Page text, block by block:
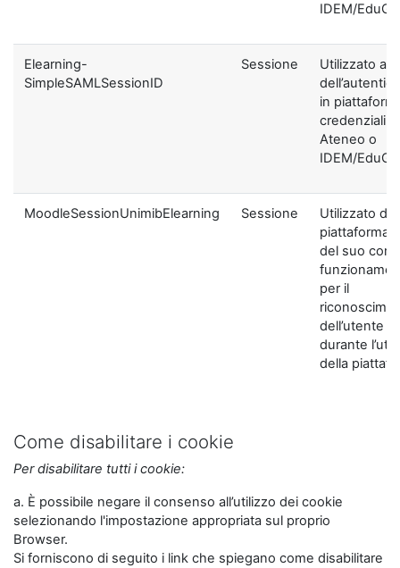
IDEM/
Elearning-
SimpleSAMLSessionID
Sessione
Utilizzato ai
in
credenziali di
Ateneo o
IDEM/
MoodleSessionUnimibElearning Sessione
Utilizzato
piattaforma
del suo
per il
dell’utente
durante
della
Come disabilitare i cookie
Per disabilitare tutti i cookie:
a. È possibile negare il consenso all’utilizzo dei cookie
selezionando l'impostazione appropriata sul proprio
Browser.
Si forniscono di seguito i link che spiegano come disabilitare